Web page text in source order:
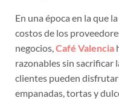
En una época en la que
costos de los
negocios, Café Valencia
razonables sin sacrificar
clientes pueden
empanadas, tortas y